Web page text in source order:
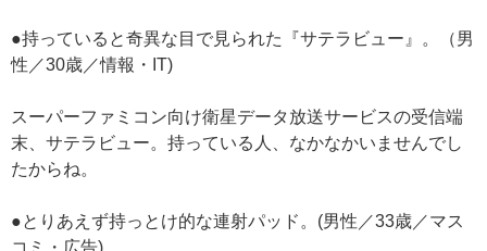
●持っていると奇異な目で見られた『サテラビュー』。（男
性／30歳／情報・IT)
スーパーファミコン向け衛星データ放送サービスの受信端
末、サテラビュー。持っている人、なかなかいませんでし
たからね。
●とりあえず持っとけ的な連射パッド。(男性／33歳／マス